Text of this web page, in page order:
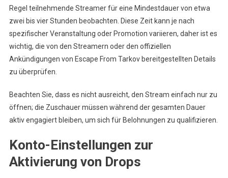
Regel teilnehmende Streamer für eine Mindestdauer von etwa
zwei bis vier Stunden beobachten. Diese Zeit kann je nach
spezifischer Veranstaltung oder Promotion variieren, daher ist es
wichtig, die von den Streamern oder den offiziellen
Ankündigungen von Escape From Tarkov bereitgestellten Details
zu überprüfen.
Beachten Sie, dass es nicht ausreicht, den Stream einfach nur zu
öffnen; die Zuschauer müssen während der gesamten Dauer
aktiv engagiert bleiben, um sich für Belohnungen zu qualifizieren.
Konto-Einstellungen zur
Aktivierung von Drops